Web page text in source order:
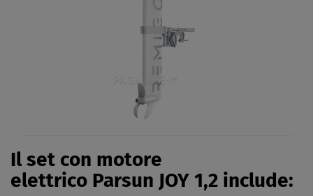
Il set con motore
elettrico Parsun JOY 1,2 include: